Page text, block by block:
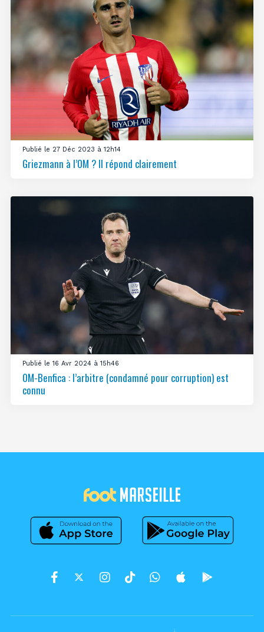
Publié le 27 Déc 2023 à 12h14
Griezmann à l’OM ? Il répond clairement
Publié le 16 Avr 2024 à 15h46
OM-Benfica : l’arbitre (condamné pour corruption) est
connu